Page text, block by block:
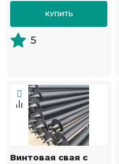
КУПИТЬ
5
Винтовая свая с